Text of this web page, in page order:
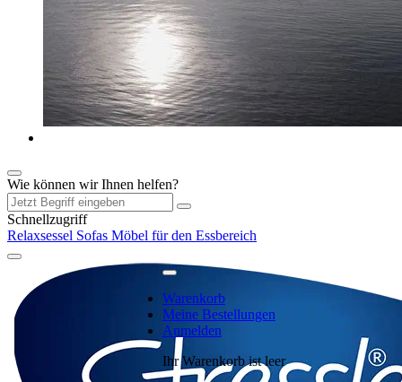
Wie können wir Ihnen helfen?
Schnellzugriff
Relaxsessel Sofas Möbel für den Essbereich
Warenkorb
Meine Bestellungen
Anmelden
Ihr Warenkorb ist leer